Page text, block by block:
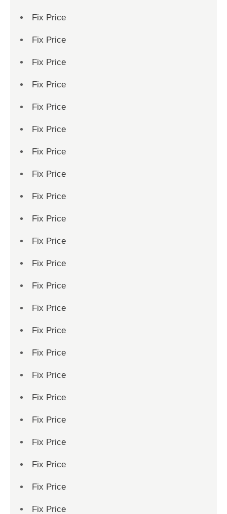
Fix Price
Fix Price
Fix Price
Fix Price
Fix Price
Fix Price
Fix Price
Fix Price
Fix Price
Fix Price
Fix Price
Fix Price
Fix Price
Fix Price
Fix Price
Fix Price
Fix Price
Fix Price
Fix Price
Fix Price
Fix Price
Fix Price
Fix Price